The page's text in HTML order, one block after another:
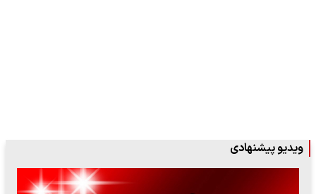
ویدیو پیشنهادی